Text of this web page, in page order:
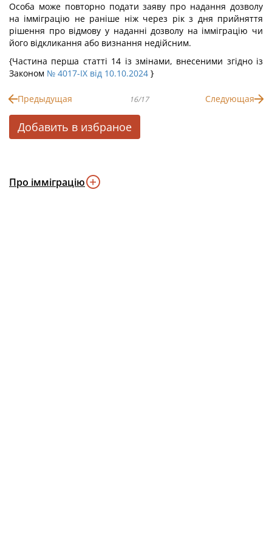
Особа може повторно подати заяву про надання дозволу
на імміграцію не раніше ніж через рік з дня прийняття
рішення про відмову у наданні дозволу на імміграцію чи
його відкликання або визнання недійсним.
{Частина перша статті 14 із змінами, внесеними згідно із
Законом № 4017-IX від 10.10.2024 }
Предыдущая 16/17 Следующая
Добавить в избраное
Про імміграцію